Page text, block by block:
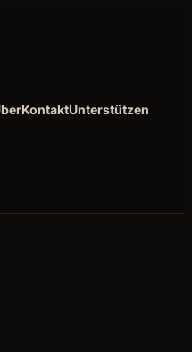
KontaktUnterstützen